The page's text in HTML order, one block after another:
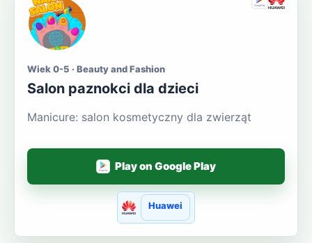
Wiek 0-5 · Beauty and Fashion
Salon paznokci dla dzieci
Manicure: salon kosmetyczny dla zwierząt
Play on Google Play
Huawei